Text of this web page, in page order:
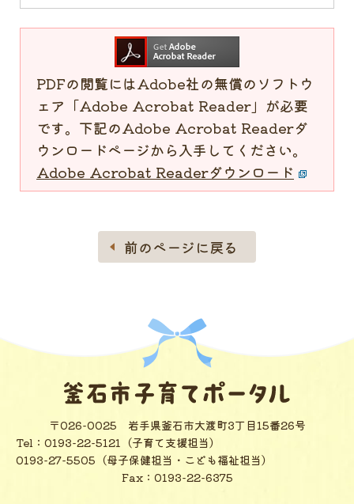
PDFの閲覧にはAdobe社の無償のソフトウ
ェア「Adobe Acrobat Reader」が必要
です。下記のAdobe Acrobat Readerダ
ウンロードページから入手してください。
Adobe Acrobat Readerダウンロード
前のページに戻る
〒026-0025
岩手県釜石市大渡町3丁目15番26号
Tel： 0193-22-5121（子育て支援担当）
0193-27-5505（母子保健担当・こども福祉担当）
Fax：0193-22-6375